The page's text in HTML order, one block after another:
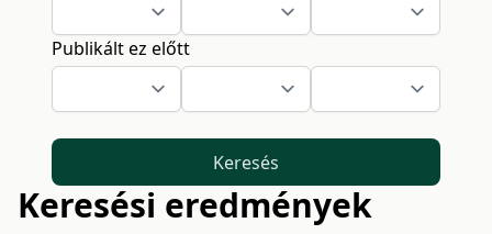
Publikált ez előtt
Keresés
Keresési eredmények